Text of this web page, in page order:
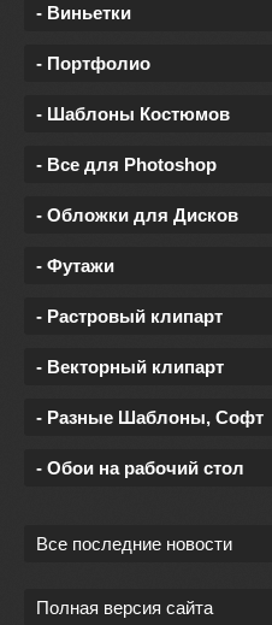
- Виньетки
- Портфолио
- Шаблоны Костюмов
- Все для Photoshop
- Обложки для Дисков
- Футажи
- Растровый клипарт
- Векторный клипарт
- Разные Шаблоны, Софт
- Обои на рабочий стол
Все последние новости
Полная версия сайта